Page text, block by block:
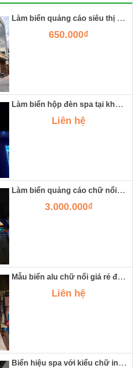
Làm biển quảng cáo siêu thị điện máy tại hà nội
650.000₫
Làm biển hộp đèn spa tại khu đô thị smart city
Liên hệ
Làm biển quảng cáo chữ nổi đẹp bằng công nghệ mica in uv
3.000.000₫
Mẫu biển alu chữ nổi giá rẻ đảm bảo bền đẹp
Liên hệ
Biển hiệu spa với kiểu chữ inox sáng chân tại vinhome oceanpark